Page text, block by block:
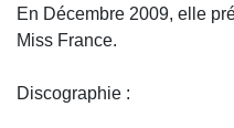
En Décembre 2009, elle
Miss France.
Discographie :